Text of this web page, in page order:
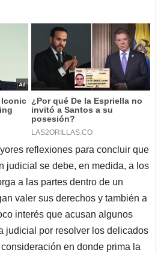
reflexiones para concluir que
judicial se debe, en medida, a los
a las partes dentro de un
valer sus derechos y también a
interés que acusan algunos
judicial por resolver los delicados
en donde prima la